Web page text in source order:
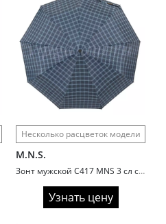
Несколько расцветок модели
M.N.S.
Зонт мужской C417 MNS 3 сл с/авт ручка крюк кожа клетка
Узнать цену